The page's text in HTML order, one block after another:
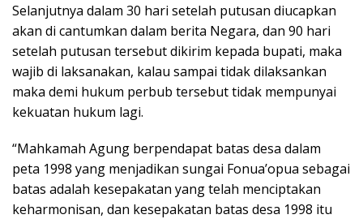
Selanjutnya dalam 30 hari setelah putusan diucapkan
akan di cantumkan dalam berita Negara, dan 90 hari
setelah putusan tersebut dikirim kepada bupati, maka
wajib di laksanakan, kalau sampai tidak dilaksankan
maka demi hukum perbub tersebut tidak mempunyai
kekuatan hukum lagi.
“Mahkamah Agung berpendapat batas desa dalam
peta 1998 yang menjadikan sungai Fonua’opua sebagai
batas adalah kesepakatan yang telah menciptakan
keharmonisan, dan kesepakatan batas desa 1998 itu